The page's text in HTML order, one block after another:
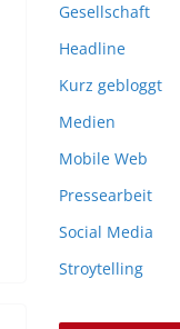
Gesellschaft
Headline
Kurz gebloggt
Medien
Mobile Web
Pressearbeit
Social Media
Stroytelling